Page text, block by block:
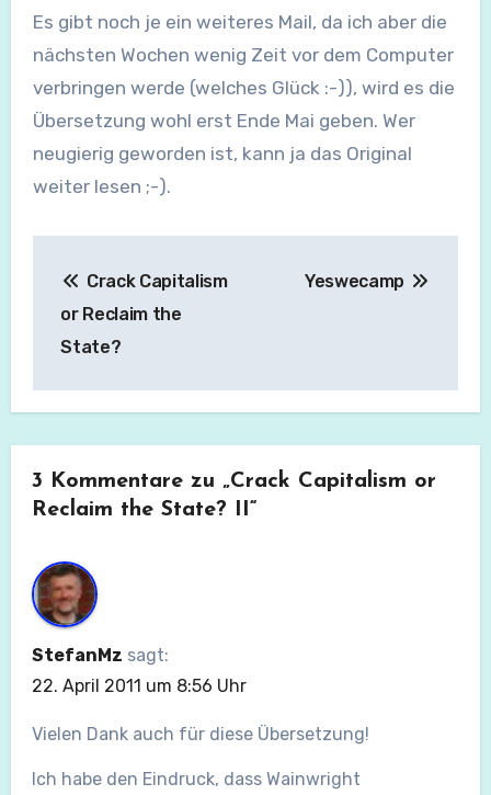
Es gibt noch je ein weiteres Mail, da ich aber die
nächsten Wochen wenig Zeit vor dem Computer
verbringen werde (welches Glück :-)), wird es die
Übersetzung wohl erst Ende Mai geben. Wer
neugierig geworden ist, kann ja das Original
weiter lesen ;-).
Crack Capitalism
or Reclaim the
State?
Yeswecamp
3 Kommentare zu „Crack Capitalism or
Reclaim the State? II“
StefanMz sagt:
22. April 2011 um 8:56 Uhr
Vielen Dank auch für diese Übersetzung!
Ich habe den Eindruck, dass Wainwright